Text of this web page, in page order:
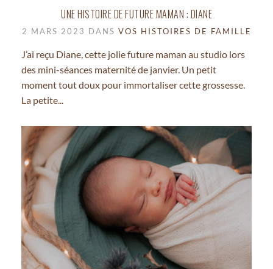
UNE HISTOIRE DE FUTURE MAMAN : DIANE
2 MARS 2023 DANS VOS HISTOIRES DE FAMILLE
J’ai reçu Diane, cette jolie future maman au studio lors
des mini-séances maternité de janvier. Un petit
moment tout doux pour immortaliser cette grossesse.
La petite...